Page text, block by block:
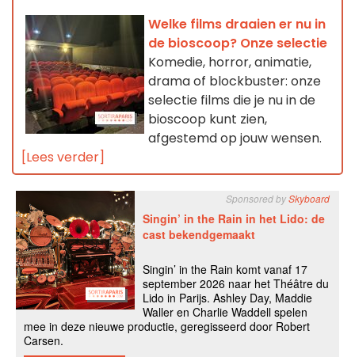
Welke films draaien er nu in
de bioscoop? Onze selectie
Komedie, horror, animatie,
drama of blockbuster: onze
selectie films die je nu in de
bioscoop kunt zien,
afgestemd op jouw wensen.
[Lees verder]